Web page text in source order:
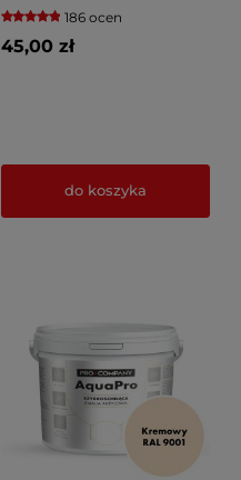
186 ocen
45,00 zł
do koszyka